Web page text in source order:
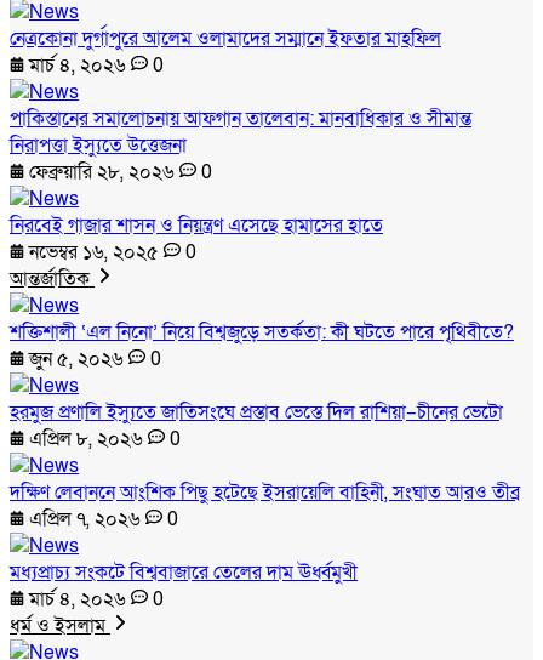
নেত্রকোনা দুর্গাপুরে আলেম ওলামাদের সম্মানে ইফতার মাহফিল
মার্চ ৪, ২০২৬
0
পাকিস্তানের সমালোচনায় আফগান তালেবান: মানবাধিকার ও সীমান্ত
নিরাপত্তা ইস্যুতে উত্তেজনা
ফেব্রুয়ারি ২৮, ২০২৬
0
নিরবেই গাজার শাসন ও নিয়ন্ত্রণ এসেছে হামাসের হাতে
নভেম্বর ১৬, ২০২৫
0
আন্তর্জাতিক
শক্তিশালী ‘এল নিনো’ নিয়ে বিশ্বজুড়ে সতর্কতা: কী ঘটতে পারে পৃথিবীতে?
জুন ৫, ২০২৬
0
হরমুজ প্রণালি ইস্যুতে জাতিসংঘে প্রস্তাব ভেস্তে দিল রাশিয়া–চীনের ভেটো
এপ্রিল ৮, ২০২৬
0
দক্ষিণ লেবাননে আংশিক পিছু হটেছে ইসরায়েলি বাহিনী, সংঘাত আরও তীব্র
এপ্রিল ৭, ২০২৬
0
মধ্যপ্রাচ্য সংকটে বিশ্ববাজারে তেলের দাম ঊর্ধ্বমুখী
মার্চ ৪, ২০২৬
0
ধর্ম ও ইসলাম